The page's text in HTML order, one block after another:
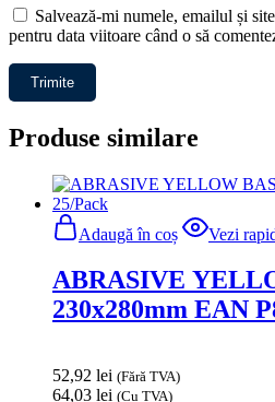
Salvează-mi numele, emailul și
pentru data viitoare când o să
Produse similare
Adaugă în coș Vezi
ABRASIVE
230x280mm EAN
52,92 lei (Fără TVA)
64,03 lei (Cu TVA)